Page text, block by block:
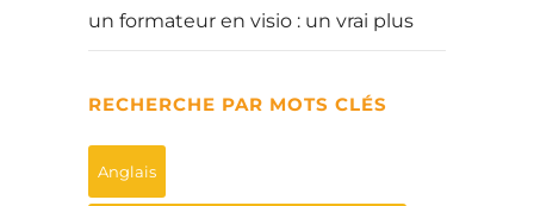
un formateur en visio : un vrai plus
RECHERCHE PAR MOTS CLÉS
Anglais